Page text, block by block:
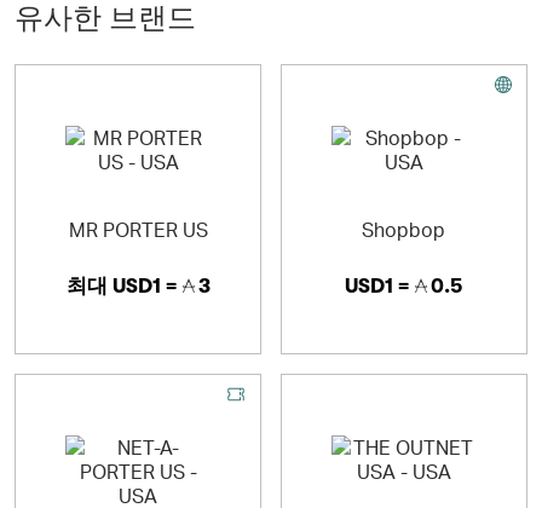
유사한 브랜드
MR PORTER US
최대 USD1 = 3
Shopbop
USD1 = 0.5